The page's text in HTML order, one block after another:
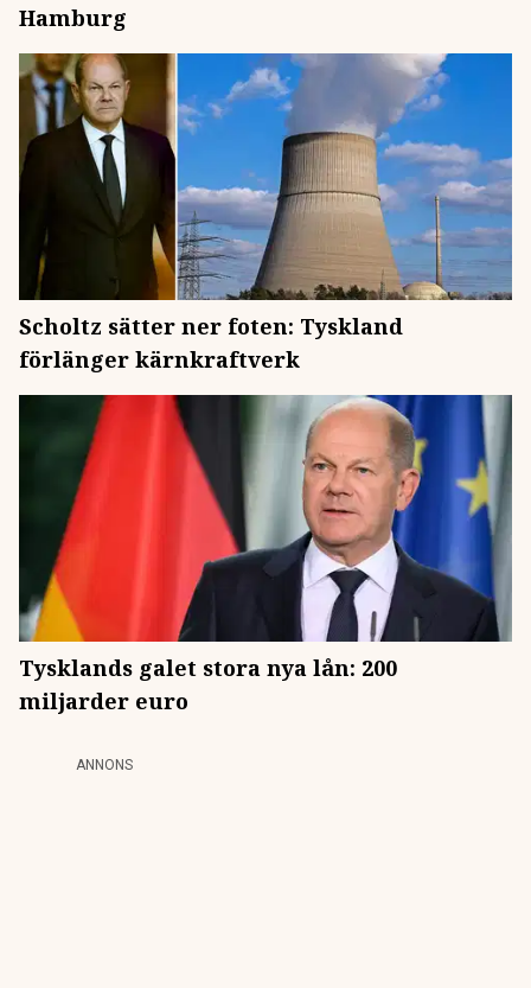
Hamburg
Scholtz sätter ner foten: Tyskland
förlänger kärnkraftverk
Tysklands galet stora nya lån: 200
miljarder euro
ANNONS